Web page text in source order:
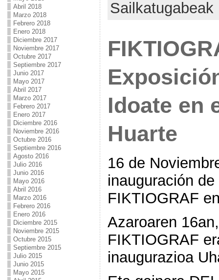
Abril 2018
Marzo 2018
Febrero 2018
Enero 2018
Diciembre 2017
Noviembre 2017
Octubre 2017
Septiembre 2017
Junio 2017
Mayo 2017
Abril 2017
Marzo 2017
Febrero 2017
Enero 2017
Diciembre 2016
Noviembre 2016
Octubre 2016
Septiembre 2016
Agosto 2016
Julio 2016
Junio 2016
Mayo 2016
Abril 2016
Marzo 2016
Febrero 2016
Enero 2016
Diciembre 2015
Noviembre 2015
Octubre 2015
Septiembre 2015
Julio 2015
Junio 2015
Mayo 2015
Sailkatugabeak
Idoate en
Huarte
16 de
inauguración
FIKTIOGRAF
Azaroaren
FIKTIOGRAF
inaugurazioa